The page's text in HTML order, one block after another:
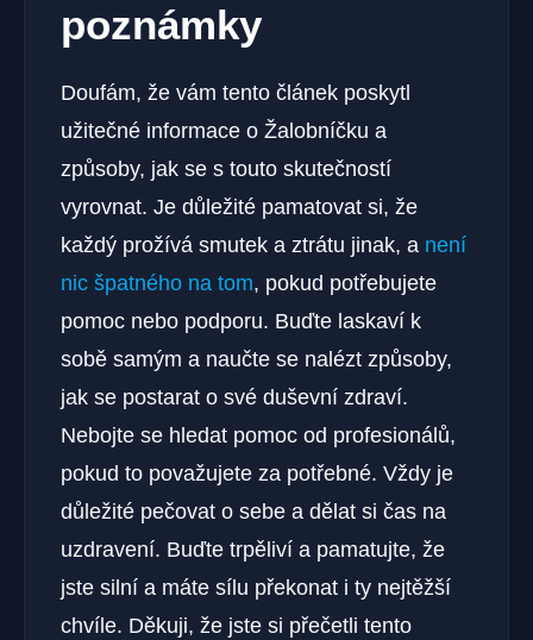
poznámky
Doufám, že vám tento článek poskytl
užitečné informace o Žalobníčku a
způsoby, jak se s touto skutečností
vyrovnat. Je důležité pamatovat si, že
každý prožívá smutek a ztrátu jinak, a není
nic špatného na tom, pokud potřebujete
pomoc nebo podporu. Buďte laskaví k
sobě samým a naučte se nalézt způsoby,
jak se postarat o své duševní zdraví.
Nebojte se hledat pomoc od profesionálů,
pokud to považujete za potřebné. Vždy je
důležité pečovat o sebe a dělat si čas na
uzdravení. Buďte trpěliví a pamatujte, že
jste silní a máte sílu překonat i ty nejtěžší
chvíle. Děkuji, že jste si přečetli tento